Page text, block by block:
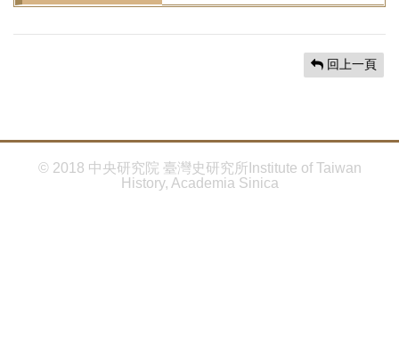
回上一頁
© 2018 中央研究院 臺灣史研究所Institute of Taiwan
History, Academia Sinica